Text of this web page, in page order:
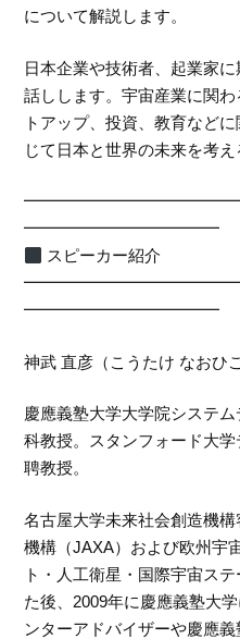
について解説します。
日本企業や技術者、起業家
話しします。宇宙産業に関
トアップ、投資、教育など
じて日本と世界の未来を考え
━━━━━━━━━━━━
スピーカー紹介
━━━━━━━━━━━━
神武 直彦（こうたけ なおひ
慶應義塾大学大学院システ
科教授。スタンフォード大
聘教授。
名古屋大学未来社会創造機
機構（JAXA）および欧州宇
ト・人工衛星・国際宇宙ス
た後、2009年に慶應義塾大
ンターアドバイザーや慶應